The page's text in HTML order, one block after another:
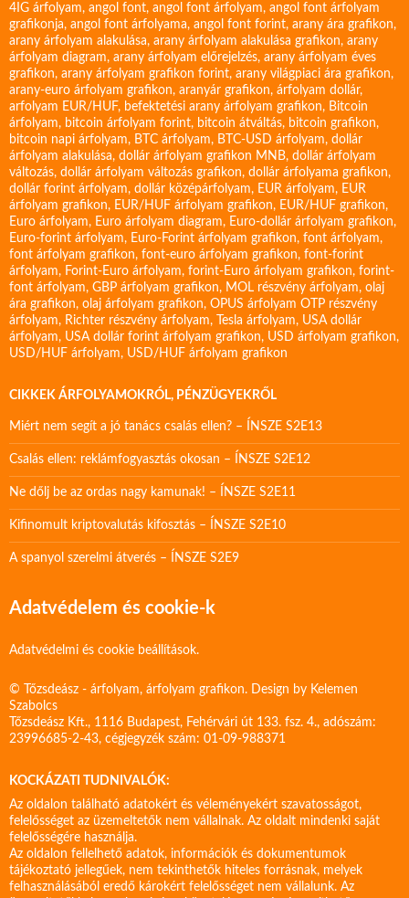
4IG árfolyam, angol font, angol font árfolyam, angol font árfolyam
grafikonja, angol font árfolyama, angol font forint, arany ára grafikon,
arany árfolyam alakulása, arany árfolyam alakulása grafikon, arany
árfolyam diagram, arany árfolyam előrejelzés, arany árfolyam éves
grafikon, arany árfolyam grafikon forint, arany világpiaci ára grafikon,
arany-euro árfolyam grafikon, aranyár grafikon, árfolyam dollár,
arfolyam EUR/HUF, befektetési arany árfolyam grafikon, Bitcoin
árfolyam, bitcoin árfolyam forint, bitcoin átváltás, bitcoin grafikon,
bitcoin napi árfolyam, BTC árfolyam, BTC-USD árfolyam, dollár
árfolyam alakulása, dollár árfolyam grafikon MNB, dollár árfolyam
változás, dollár árfolyam változás grafikon, dollár árfolyama grafikon,
dollár forint árfolyam, dollár középárfolyam, EUR árfolyam, EUR
árfolyam grafikon, EUR/HUF árfolyam grafikon, EUR/HUF grafikon,
Euro árfolyam, Euro árfolyam diagram, Euro-dollár árfolyam grafikon,
Euro-forint árfolyam, Euro-Forint árfolyam grafikon, font árfolyam,
font árfolyam grafikon, font-euro árfolyam grafikon, font-forint
árfolyam, Forint-Euro árfolyam, forint-Euro árfolyam grafikon, forint-
font árfolyam, GBP árfolyam grafikon, MOL részvény árfolyam, olaj
ára grafikon, olaj árfolyam grafikon, OPUS árfolyam OTP részvény
árfolyam, Richter részvény árfolyam, Tesla árfolyam, USA dollár
árfolyam, USA dollár forint árfolyam grafikon, USD árfolyam grafikon,
USD/HUF árfolyam, USD/HUF árfolyam grafikon
CIKKEK ÁRFOLYAMOKRÓL, PÉNZÜGYEKRŐL
Miért nem segít a jó tanács csalás ellen? – ÍNSZE S2E13
Csalás ellen: reklámfogyasztás okosan – ÍNSZE S2E12
Ne dőlj be az ordas nagy kamunak! – ÍNSZE S2E11
Kifinomult kriptovalutás kifosztás – ÍNSZE S2E10
A spanyol szerelmi átverés – ÍNSZE S2E9
Adatvédelem és cookie-k
Adatvédelmi és cookie beállítások.
© Tőzsdeász - árfolyam, árfolyam grafikon. Design by Kelemen
Szabolcs
Tőzsdeász Kft., 1116 Budapest, Fehérvári út 133. fsz. 4., adószám:
23996685-2-43, cégjegyzék szám: 01-09-988371
KOCKÁZATI TUDNIVALÓK:
Az oldalon található adatokért és véleményekért szavatosságot,
felelősséget az üzemeltetők nem vállalnak. Az oldalt mindenki saját
felelősségére használja.
Az oldalon fellelhető adatok, információk és dokumentumok
tájékoztató jellegűek, nem tekinthetők hiteles forrásnak, melyek
felhasználásából eredő károkért felelősséget nem vállalunk. Az